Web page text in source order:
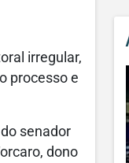
irregular,
processo e
senador
dono